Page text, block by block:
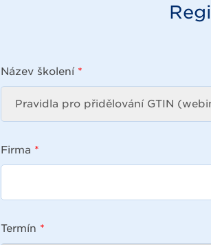
Název školení *
Firma *
Termín *